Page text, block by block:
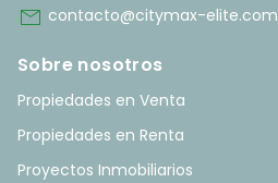
mail contacto@citymax-elite.com
Sobre nosotros
Propiedades en Venta
Propiedades en Renta
Proyectos Inmobiliarios